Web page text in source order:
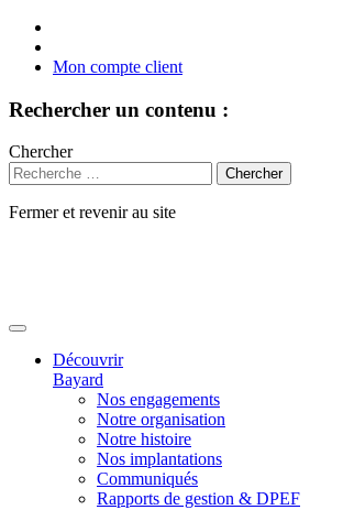
Mon compte client
Rechercher un contenu :
Chercher
Fermer et revenir au site
Découvrir
Bayard
Nos engagements
Notre organisation
Notre histoire
Nos implantations
Communiqués
Rapports de gestion & DPEF